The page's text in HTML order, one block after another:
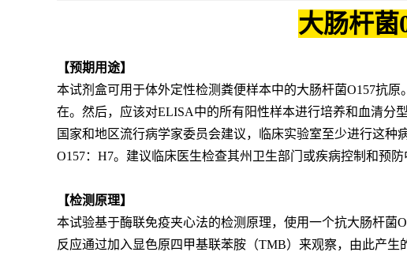
大肠杆菌
【预期用途】
本试剂盒可用于体外定性检测粪便样本中的大肠杆菌O157抗原
在。然后，应该对ELISA中的所有阳性样本进行培养和血清分
国家和地区流行病学家委员会建议，临床实验室至少进行这种
O157： H7。建议临床医生检查其州卫生部门或疾病控制和预
【检测原理】
本试验基于酶联免疫夹心法的检测原理，使用一个抗大肠杆菌
反应通过加入显色原四甲基联苯胺（TMB）来观察，由此产生